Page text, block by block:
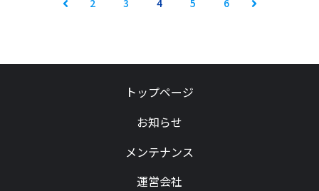
Prev 2 3 4 5 6 Next
トップページ
お知らせ
メンテナンス
運営会社